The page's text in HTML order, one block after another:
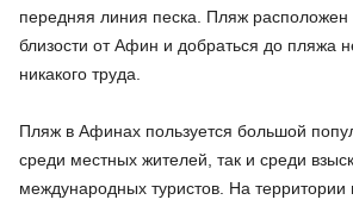
передняя линия песка. Пляж расположен
близости от Афин и добраться до пляжа
никакого труда.
Пляж в Афинах пользуется большой
среди местных жителей, так и среди
международных туристов. На